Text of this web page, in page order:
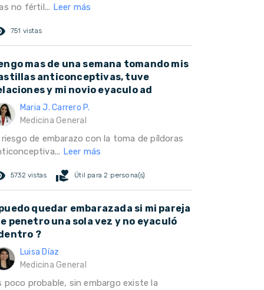
no fértil... Leer más
751 vistas
mas de una semana tomando mis
anticonceptivas, tuve
y mi novio eyaculo ad
Maria J. Carrero P.
Medicina General
riesgo de embarazo con la toma de píldoras
Leer más
5732 vistas volunteer_activism Útil para 2 persona(s)
quedar embarazada si mi pareja
penetro una sola vez y no eyaculó
?
Luisa Díaz
Medicina General
poco probable, sin embargo existe la